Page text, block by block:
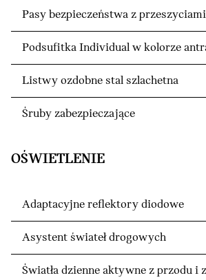
Pasy bezpieczeństwa z
Podsufitka Individual w kolorze
Listwy ozdobne stal szlachetna
Śruby zabezpieczające
OŚWIETLENIE
Adaptacyjne reflektory diodowe
Asystent świateł drogowych
Światła dzienne aktywne z przodu i